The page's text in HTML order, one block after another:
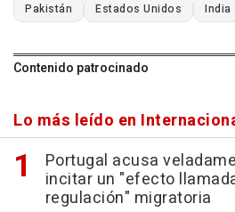
Pakistán Estados Unidos India
Contenido patrocinado
Lo más leído en
Portugal acusa
incitar un "efecto
regulación" migratoria